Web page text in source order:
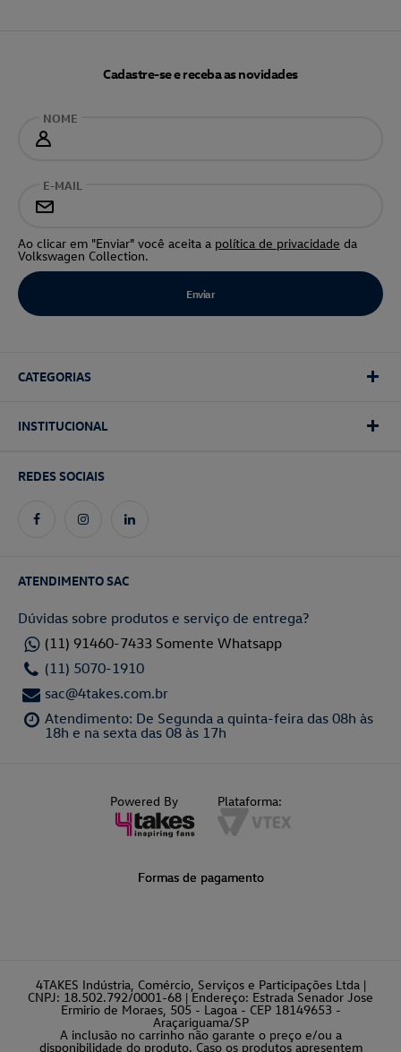
Cadastre-se e receba as novidades
NOME
E-MAIL
Ao clicar em "Enviar" você aceita a política de privacidade da
Volkswagen Collection.
CATEGORIAS
INSTITUCIONAL
REDES SOCIAIS
ATENDIMENTO SAC
Dúvidas sobre produtos e serviço de entrega?
(11) 91460-7433 Somente Whatsapp
(11) 5070-1910
sac@4takes.com.br
Atendimento: De Segunda a quinta-feira das 08h às
18h e na sexta das 08 às 17h
Powered By Plataforma:
Formas de pagamento
4TAKES Indústria, Comércio, Serviços e Participações Ltda |
CNPJ: 18.502.792/0001-68 | Endereço: Estrada Senador Jose
Ermirio de Moraes, 505 - Lagoa - CEP 18149653 -
Araçariguama/SP
A inclusão no carrinho não garante o preço e/ou a
disponibilidade do produto. Caso os produtos apresentem